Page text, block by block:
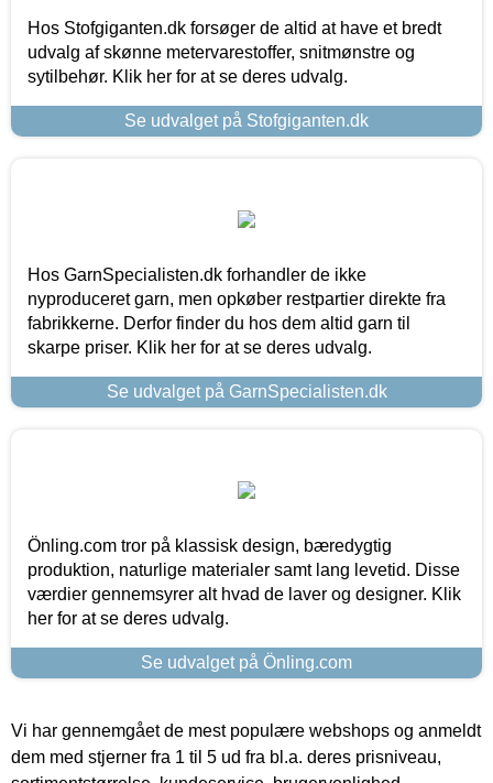
Hos Stofgiganten.dk forsøger de altid at have et bredt
udvalg af skønne metervarestoffer, snitmønstre og
sytilbehør. Klik her for at se deres udvalg.
Se udvalget på Stofgiganten.dk
Hos GarnSpecialisten.dk forhandler de ikke
nyproduceret garn, men opkøber restpartier direkte fra
fabrikkerne. Derfor finder du hos dem altid garn til
skarpe priser. Klik her for at se deres udvalg.
Se udvalget på GarnSpecialisten.dk
Önling.com tror på klassisk design, bæredygtig
produktion, naturlige materialer samt lang levetid. Disse
værdier gennemsyrer alt hvad de laver og designer. Klik
her for at se deres udvalg.
Se udvalget på Önling.com
Vi har gennemgået de mest populære webshops og anmeldt
dem med stjerner fra 1 til 5 ud fra bl.a. deres prisniveau,